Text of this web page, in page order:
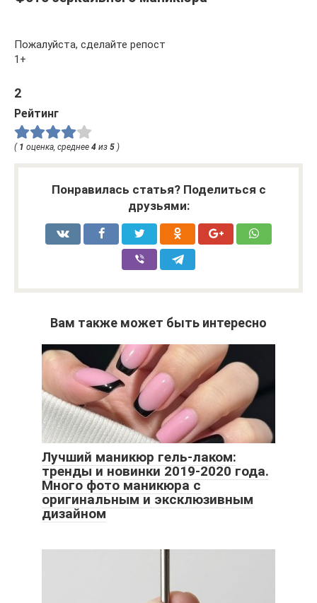
Пожалуйста, сделайте репост
1+
2
Рейтинг
( 1 оценка, среднее 4 из 5 )
Понравилась статья? Поделиться с
друзьями:
Вам также может быть интересно
Лучший маникюр гель-лаком:
тренды и новинки 2019-2020 года.
Много фото маникюра с
оригинальным и эксклюзивным
дизайном